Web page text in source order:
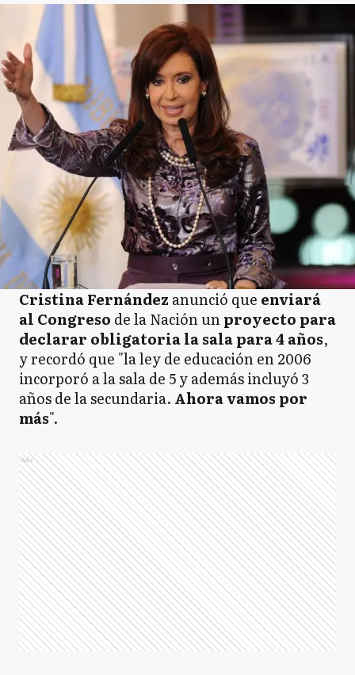
Cristina Fernández anunció que enviará
al Congreso de la Nación unproyecto para
declarar obligatoria la sala para 4 años,
y recordó que "la ley de educación en 2006
incorporó a la sala de 5 y además incluyó 3
años de la secundaria. Ahora vamos por
más".
Ads